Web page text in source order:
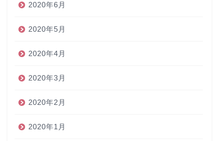
2020年6月
2020年5月
2020年4月
2020年3月
2020年2月
2020年1月